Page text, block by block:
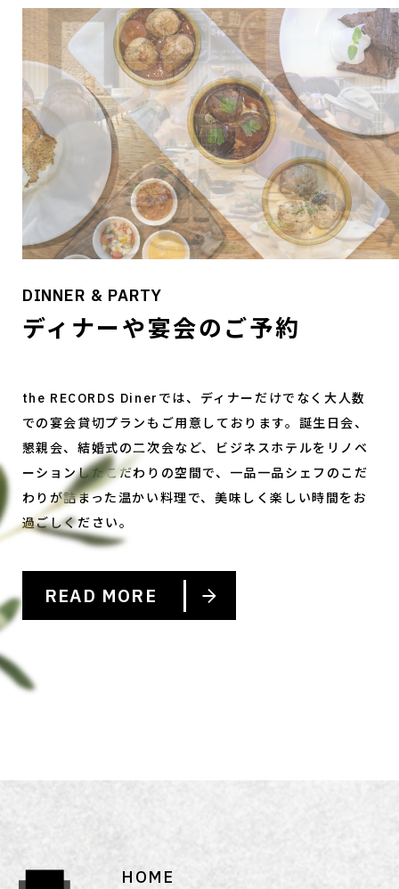
DINNER & PARTY
ディナーや宴会のご予約
the RECORDS Dinerでは、ディナーだけでなく大人数
での宴会貸切プランもご用意しております。誕生日会、
懇親会、結婚式の二次会など、ビジネスホテルをリノベ
ーションしたこだわりの空間で、一品一品シェフのこだ
わりが詰まった温かい料理で、美味しく楽しい時間をお
過ごしください。
READ MORE
HOME